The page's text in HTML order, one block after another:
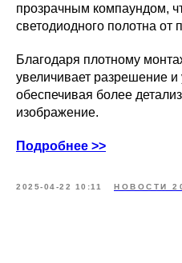
прозрачным компаундом,
светодиодного полотна от
Благодаря плотному
увеличивает разрешение
обеспечивая более
изображение.
Подробнее >>
2025-04-22 10:11 НОВОСТИ